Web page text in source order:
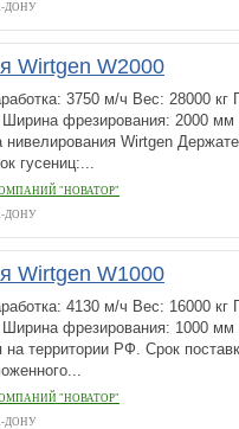
ДОНУ
Wirtgen W2000
3750 м/ч Вес: 28000 кг
фрезирования: 2000 мм
нивелирования Wirtgen
гусениц:...
"НОВАТОР"
ДОНУ
Wirtgen W1000
4130 м/ч Вес: 16000 кг
фрезирования: 1000
на территории РФ. Срок
"НОВАТОР"
ДОНУ